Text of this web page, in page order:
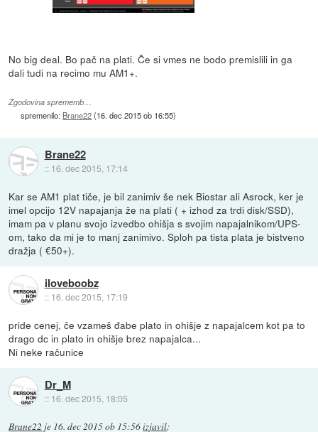
No big deal. Bo pač na plati. Če si vmes ne bodo premislili in ga
dali tudi na recimo mu AM1+.
Zgodovina sprememb…
spremenilo: Brane22(16. dec 2015 ob 16:55)
Brane22
:: 16. dec 2015, 17:14
Kar se AM1 plat tiče, je bil zanimiv še nek Biostar ali Asrock, ker je
imel opcijo 12V napajanja že na plati ( + izhod za trdi disk/SSD),
imam pa v planu svojo izvedbo ohišja s svojim napajalnikom/UPS-
om, tako da mi je to manj zanimivo. Sploh pa tista plata je bistveno
dražja ( €50+).
iloveboobz
:: 16. dec 2015, 17:19
pride cenej, če vzameš đabe plato in ohišje z napajalcem kot pa to
drago dc in plato in ohišje brez napajalca...
Ni neke računice
Dr_M
:: 16. dec 2015, 18:05
Brane22 je 16. dec 2015 ob 15:56izjavil: